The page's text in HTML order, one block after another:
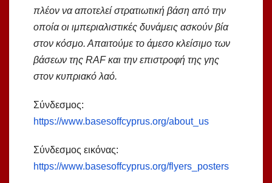
πλέον να αποτελεί στρατιωτική βάση από την
οποία οι ιμπεριαλιστικές δυνάμεις ασκούν βία
στον κόσμο. Απαιτούμε το άμεσο κλείσιμο των
βάσεων της RAF και την επιστροφή της γης
στον κυπριακό λαό.
Σύνδεσμος:
https://www.basesoffcyprus.org/about_us
Σύνδεσμος εικόνας:
https://www.basesoffcyprus.org/flyers_posters